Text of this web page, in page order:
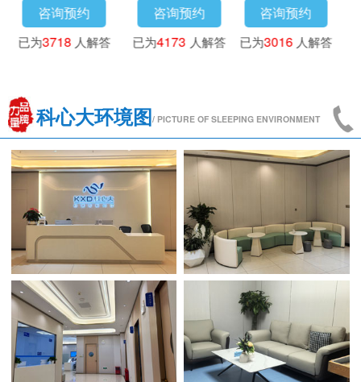
咨询预约
已为3718 人解答
咨询预约
已为4173 人解答
咨询预约
已为3016 人解答
科心大环境图/ PICTURE OF SLEEPING ENVIRONMENT